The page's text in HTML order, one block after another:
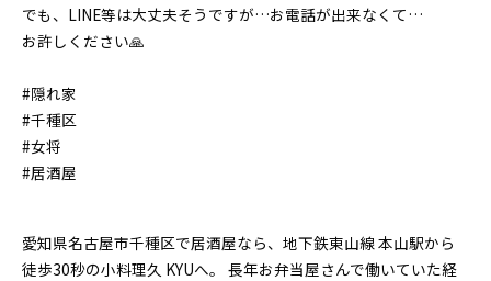
でも、LINE等は大丈夫そうですが…お電話が出来なくて…
お許しください🙏
#隠れ家
#千種区
#女将
#居酒屋
愛知県名古屋市千種区で居酒屋なら、地下鉄東山線 本山駅から
徒歩30秒の小料理久 KYUへ。 長年お弁当屋さんで働いていた経